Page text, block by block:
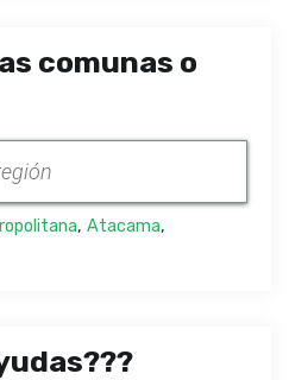
comunas o
, Atacama,